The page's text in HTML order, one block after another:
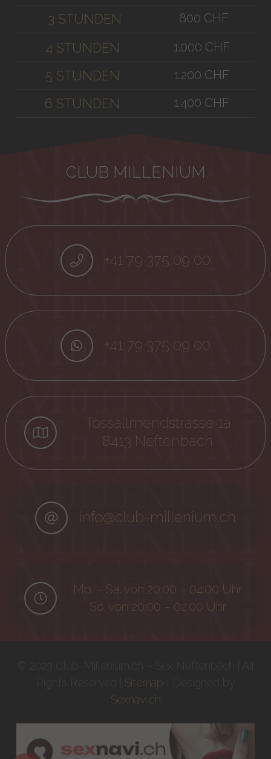
3 STUNDEN 800 CHF
4 STUNDEN 1.000 CHF
5 STUNDEN 1.200 CHF
6 STUNDEN 1.400 CHF
CLUB MILLENIUM
+41 79 375 09 00
+41 79 375 09 00
Tössallmendstrasse 1a
8413 Neftenbach
info@club-millenium.ch
Mo. – Sa. von 20:00 – 04:00 Uhr
So. von 20:00 – 02:00 Uhr
Sitemap
Sexnavi.ch